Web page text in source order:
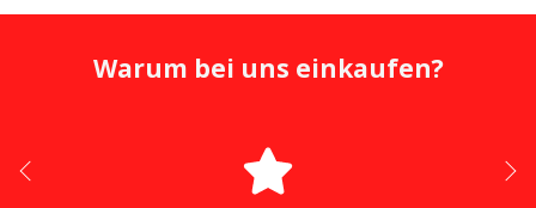
Warum bei uns einkaufen?